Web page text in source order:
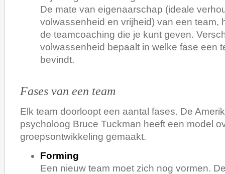
De mate van eigenaarschap (ideale
volwassenheid en vrijheid) van een team,
de teamcoaching die je kunt geven.
volwassenheid bepaalt in welke fase een
bevindt.
Fases van een team
Elk team doorloopt een aantal fases. De
psycholoog Bruce Tuckman heeft een model
groepsontwikkeling gemaakt.
Forming
Een nieuw team moet zich nog vormen.